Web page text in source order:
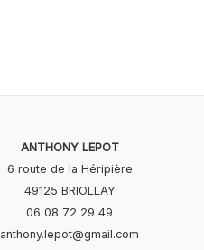
ANTHONY LEPOT
6 route de la Héripière
49125 BRIOLLAY
06 08 72 29 49
anthony.lepot@gmail.com